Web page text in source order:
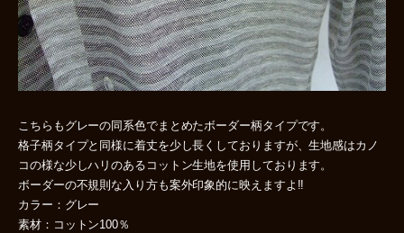
こちらもグレーの同系色でまとめたボーダー柄タイプです。
格子柄タイプと同様に着丈を少し長くしておりますが、生地感はカノ
コの様な少しハリのあるコットン生地を使用しております。
ボーダーの不規則な入り方も案外印象的に映えますよ!!
カラー：グレー
素材：コットン100％